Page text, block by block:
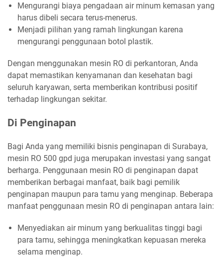
Mengurangi biaya pengadaan air minum kemasan yang
harus dibeli secara terus-menerus.
Menjadi pilihan yang ramah lingkungan karena
mengurangi penggunaan botol plastik.
Dengan menggunakan mesin RO di perkantoran, Anda
dapat memastikan kenyamanan dan kesehatan bagi
seluruh karyawan, serta memberikan kontribusi positif
terhadap lingkungan sekitar.
Di Penginapan
Bagi Anda yang memiliki bisnis penginapan di Surabaya,
mesin RO 500 gpd juga merupakan investasi yang sangat
berharga. Penggunaan mesin RO di penginapan dapat
memberikan berbagai manfaat, baik bagi pemilik
penginapan maupun para tamu yang menginap. Beberapa
manfaat penggunaan mesin RO di penginapan antara lain:
Menyediakan air minum yang berkualitas tinggi bagi
para tamu, sehingga meningkatkan kepuasan mereka
selama menginap.